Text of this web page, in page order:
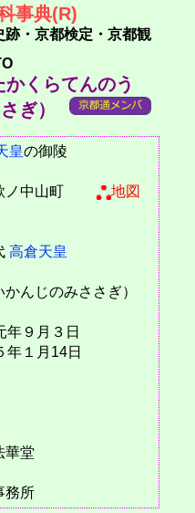
事典(R)
跡・京都検定・京都観
くらてんのう
ぎ）
皇の御陵
ノ中山町
地図
高倉天皇
んじのみささぎ）
年９月３日
年１月14日
華堂
務所